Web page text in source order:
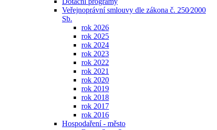
Veřejnoprávní smlouvy dle zákona č. 250⁄2000
Sb.
rok 2026
rok 2025
rok 2024
rok 2023
rok 2022
rok 2021
rok 2020
rok 2019
rok 2018
rok 2017
rok 2016
Hospodaření - město